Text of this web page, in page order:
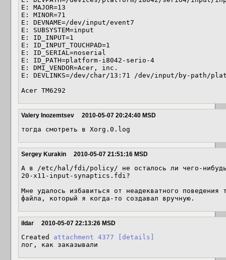
E: MAJOR=13
E: MINOR=71
E: DEVNAME=/dev/input/event7
E: SUBSYSTEM=input
E: ID_INPUT=1
E: ID_INPUT_TOUCHPAD=1
E: ID_SERIAL=noserial
E: ID_PATH=platform-i8042-serio-4
E: DMI_VENDOR=Acer, inc.
E: DEVLINKS=/dev/char/13:71 /dev/input/by-path/
Acer TM6292
Valery Inozemtsev 2010-05-07 20:24:40 MSD
тогда смотреть в Xorg.0.log
Sergey Kurakin 2010-05-07 21:51:16 MSD
А в /etc/hal/fdi/policy/ не осталось ли чего-
20-x11-input-synaptics.fdi?
Мне удалось избавиться от неадекватного поведения
файла, который я когда-то создавал вручную.
ildar 2010-05-07 22:13:26 MSD
Created attachment 4377
[details]
лог, как заказывали